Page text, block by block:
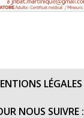
LÉGALES
NOUS SUIVRE :